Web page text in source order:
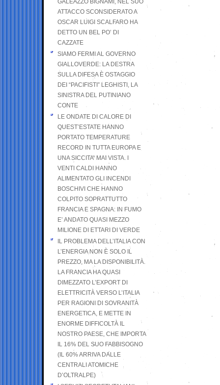
GALEAZZO BIGNAMI, NEL SUO
ATTACCO SCONSIDERATO A
OSCAR LUIGI SCALFARO HA
DETTO UN BEL PO’ DI
CAZZATE
SIAMO FERMI AL GOVERNO
GIALLOVERDE: LA DESTRA
SULLA DIFESA È OSTAGGIO
DEI “PACIFISTI” LEGHISTI, LA
SINISTRA DEL PUTINIANO
CONTE
LE ONDATE DI CALORE DI
QUEST’ESTATE HANNO
PORTATO TEMPERATURE
RECORD IN TUTTA EUROPA E
UNA SICCITA’ MAI VISTA. I
VENTI CALDI HANNO
ALIMENTATO GLI INCENDI
BOSCHIVI CHE HANNO
COLPITO SOPRATTUTTO
FRANCIA E SPAGNA: IN FUMO
E’ ANDATO QUASI MEZZO
MILIONE DI ETTARI DI VERDE
IL PROBLEMA DELL’ITALIA CON
L’ENERGIA NON È SOLO IL
PREZZO, MA LA DISPONIBILITÀ.
LA FRANCIA HA QUASI
DIMEZZATO L’EXPORT DI
ELETTRICITÀ VERSO L’ITALIA
PER RAGIONI DI SOVRANITÀ
ENERGETICA, E METTE IN
ENORME DIFFICOLTÀ IL
NOSTRO PAESE, CHE IMPORTA
IL 16% DEL SUO FABBISOGNO
(IL 60% ARRIVA DALLE
CENTRALI ATOMICHE
D’OLTRALPE)